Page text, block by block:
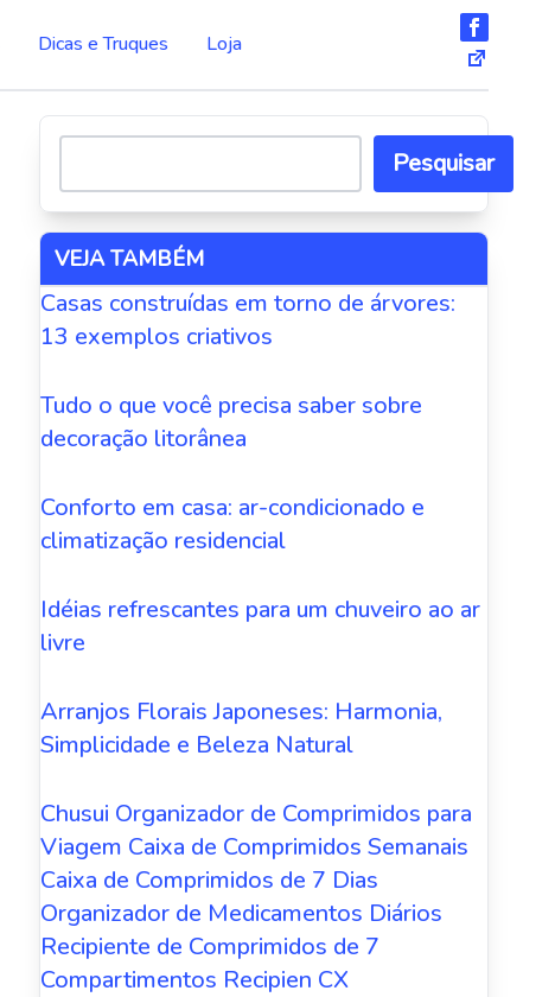
Dicas e Truques Loja
Pesquisar
VEJA TAMBÉM
Casas construídas em torno de árvores:
13 exemplos criativos
Tudo o que você precisa saber sobre
decoração litorânea
Conforto em casa: ar-condicionado e
climatização residencial
Idéias refrescantes para um chuveiro ao ar
livre
Arranjos Florais Japoneses: Harmonia,
Simplicidade e Beleza Natural
Chusui Organizador de Comprimidos para
Viagem Caixa de Comprimidos Semanais
Caixa de Comprimidos de 7 Dias
Organizador de Medicamentos Diários
Recipiente de Comprimidos de 7
Compartimentos Recipien CX